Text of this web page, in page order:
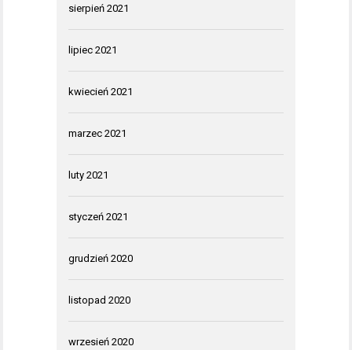
sierpień 2021
lipiec 2021
kwiecień 2021
marzec 2021
luty 2021
styczeń 2021
grudzień 2020
listopad 2020
wrzesień 2020